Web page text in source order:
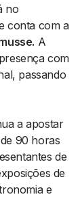
no
conta com a
A
com
passando
a apostar
90 horas
de
de
e